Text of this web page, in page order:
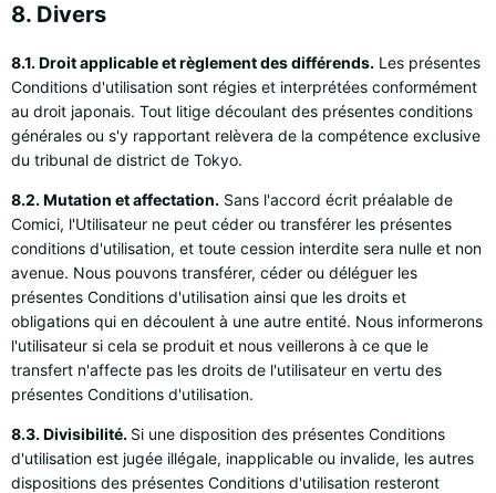
8. Divers
8.1. Droit applicable et règlement des différends. Les présentes
Conditions d'utilisation sont régies et interprétées conformément
au droit japonais. Tout litige découlant des présentes conditions
générales ou s'y rapportant relèvera de la compétence exclusive
du tribunal de district de Tokyo.
8.2. Mutation et affectation. Sans l'accord écrit préalable de
Comici, l'Utilisateur ne peut céder ou transférer les présentes
conditions d'utilisation, et toute cession interdite sera nulle et non
avenue. Nous pouvons transférer, céder ou déléguer les
présentes Conditions d'utilisation ainsi que les droits et
obligations qui en découlent à une autre entité. Nous informerons
l'utilisateur si cela se produit et nous veillerons à ce que le
transfert n'affecte pas les droits de l'utilisateur en vertu des
présentes Conditions d'utilisation.
8.3. Divisibilité. Si une disposition des présentes Conditions
d'utilisation est jugée illégale, inapplicable ou invalide, les autres
dispositions des présentes Conditions d'utilisation resteront